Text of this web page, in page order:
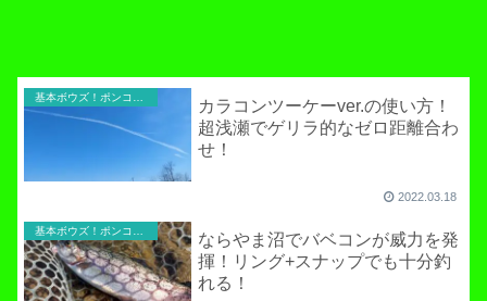
カラコンツーケーver.の使い方！
超浅瀬でゲリラ的なゼロ距離合わ
せ！
2022.03.18
基本ボウズ！ポンコツ実践記
ならやま沼でバベコンが威力を発
揮！リング+スナップでも十分釣
れる！